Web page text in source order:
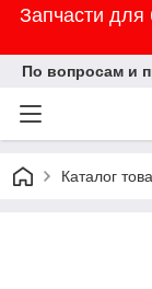
Запчасти для
По вопросам и
Каталог